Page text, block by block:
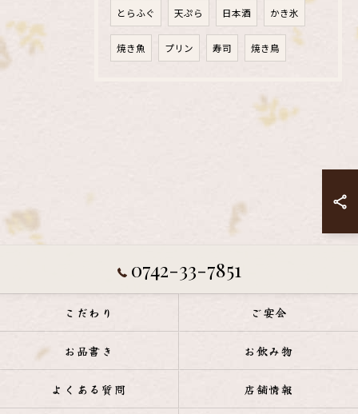
とらふぐ 天ぷら 日本酒 かき氷
焼き魚 プリン 寿司 焼き鳥
0742-33-7851
こだわり ご宴会
お品書き お飲み物
よくある質問 店舗情報